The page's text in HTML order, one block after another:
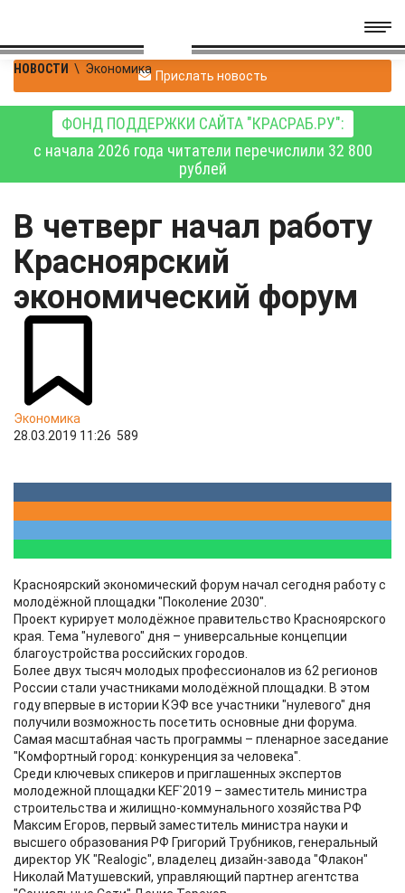
НОВОСТИ \ Экономика Прислать новость
ФОНД ПОДДЕРЖКИ САЙТА "КРАСРАБ.РУ":
с начала 2026 года читатели перечислили 32 800
рублей
В четверг начал работу
Красноярский
экономический форум
Экономика
28.03.2019 11:26 589
Красноярский экономический форум начал сегодня работу с
молодёжной площадки "Поколение 2030".
Проект курирует молодёжное правительство Красноярского
края. Тема "нулевого" дня – универсальные концепции
благоустройства российских городов.
Более двух тысяч молодых профессионалов из 62 регионов
России стали участниками молодёжной площадки. В этом
году впервые в истории КЭФ все участники "нулевого" дня
получили возможность посетить основные дни форума.
Самая масштабная часть программы – пленарное заседание
"Комфортный город: конкуренция за человека".
Среди ключевых спикеров и приглашенных экспертов
молодежной площадки KEF`2019 – заместитель министра
строительства и жилищно-коммунального хозяйства РФ
Максим Егоров, первый заместитель министра науки и
высшего образования РФ Григорий Трубников, генеральный
директор УК "Realogic", владелец дизайн-завода "Флакон"
Николай Матушевский, управляющий партнер агентства